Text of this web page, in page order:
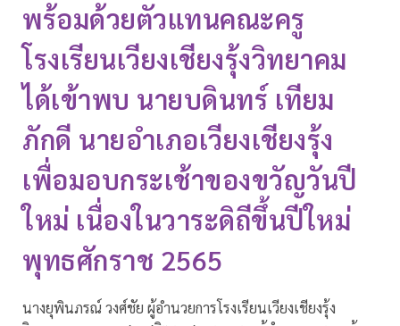
พร้อมด้วยตัวแทนคณะครู
โรงเรียนเวียงเชียงรุ้งวิทยาคม
ได้เข้าพบ นายบดินทร์ เทียม
ภักดี นายอำเภอเวียงเชียงรุ้ง
เพื่อมอบกระเช้าของขวัญวันปี
ใหม่ เนื่องในวาระดิถีขึ้นปีใหม่
พุทธศักราช 2565
นางยุพินภรณ์ วงศ์ชัย ผู้อำนวยการโรงเรียนเวียงเชียงรุ้ง